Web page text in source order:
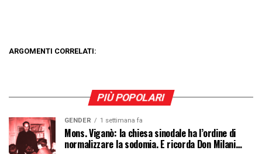
ARGOMENTI CORRELATI:
PIÙ POPOLARI
GENDER 1 settimana fa
Mons. Viganò: la chiesa sinodale ha l’ordine di
normalizzare la sodomia. E ricorda Don Milani…